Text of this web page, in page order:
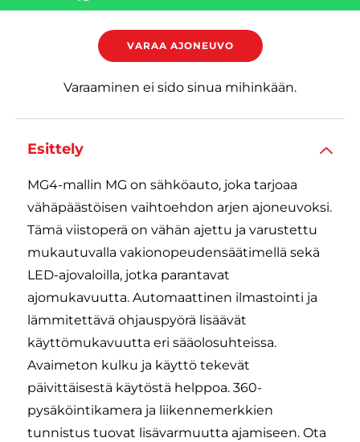
VARAA AJONEUVO
Varaaminen ei sido sinua mihinkään.
Esittely
MG4-mallin MG on sähköauto, joka tarjoaa
vähäpäästöisen vaihtoehdon arjen ajoneuvoksi.
Tämä viistoperä on vähän ajettu ja varustettu
mukautuvalla vakionopeudensäätimellä sekä
LED-ajovaloilla, jotka parantavat
ajomukavuutta. Automaattinen ilmastointi ja
lämmitettävä ohjauspyörä lisäävät
käyttömukavuutta eri sääolosuhteissa.
Avaimeton kulku ja käyttö tekevät
päivittäisestä käytöstä helppoa. 360-
pysäköintikamera ja liikennemerkkien
tunnistus tuovat lisävarmuutta ajamiseen. Ota